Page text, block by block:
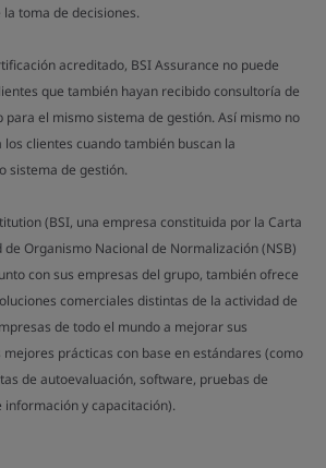
toma de decisiones.
acreditado, BSI Assurance no puede
que también hayan recibido consultoría de
para el mismo sistema de gestión. Así mismo no
clientes cuando también buscan la
sistema de gestión.
(BSI, una empresa constituida por la Carta
de Organismo Nacional de Normalización (NSB)
con sus empresas del grupo, también ofrece
comerciales distintas de la actividad de
de todo el mundo a mejorar sus
prácticas con base en estándares (como
de autoevaluación, software, pruebas de
y capacitación).